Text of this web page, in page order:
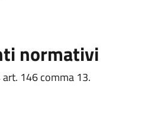
normativi
146 comma 13.